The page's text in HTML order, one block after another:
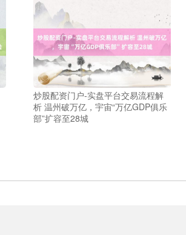
炒股配资门户-实盘平台交易流程解
析 温州破万亿，宇宙“万亿GDP俱乐
部”扩容至28城